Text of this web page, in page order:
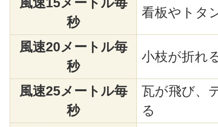
秒
看板やトタ
風速20メートル毎
秒
小枝が折れ
風速25メートル毎
秒
瓦が飛び、
る